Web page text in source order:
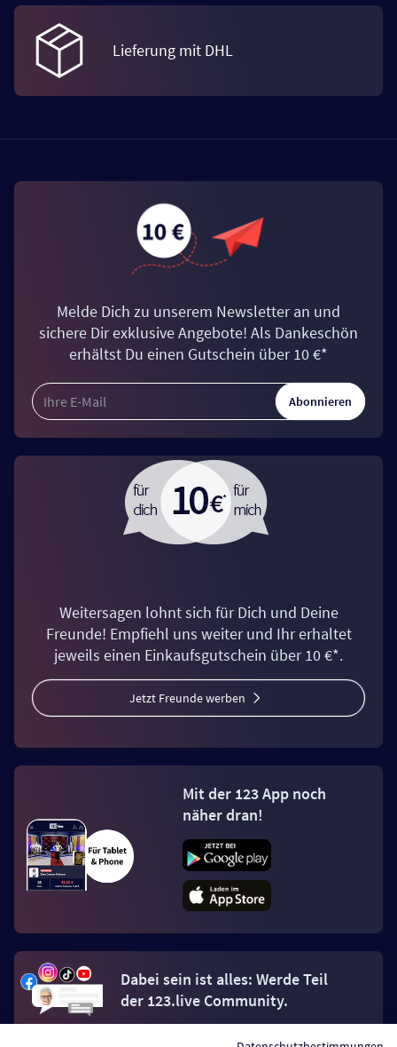
Lieferung mit DHL
Melde Dich zu unserem Newsletter an und
sichere Dir exklusive Angebote! Als Dankeschön
erhältst Du einen Gutschein über 10 €*
Abonnieren
Weitersagen lohnt sich für Dich und Deine
Freunde! Empfiehl uns weiter und Ihr erhaltet
jeweils einen Einkaufsgutschein über 10 €*.
Jetzt Freunde werben
Mit der 123 App noch
näher dran!
Dabei sein ist alles: Werde Teil
der 123.live Community.